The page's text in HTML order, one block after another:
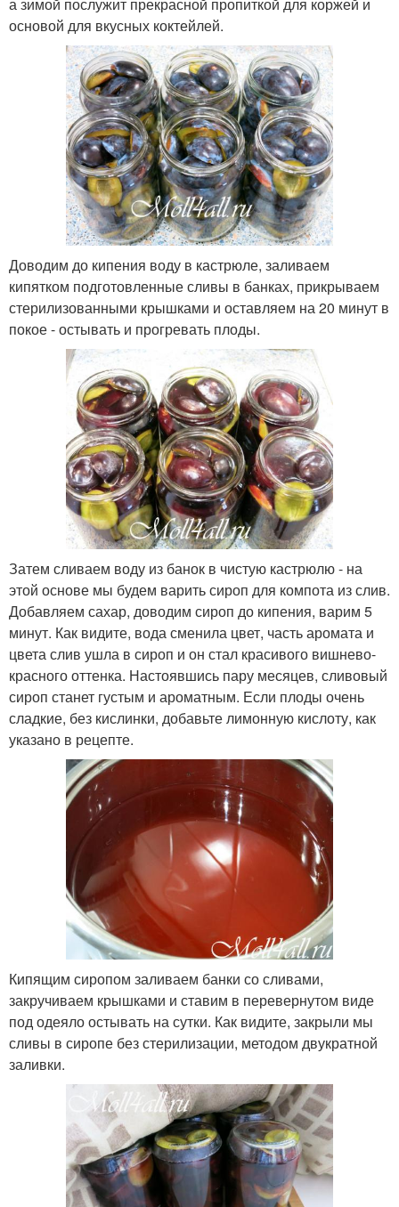
основой для вкусных коктейлей.
Доводим до кипения воду в кастрюле, заливаем
кипятком подготовленные сливы в банках, прикрываем
стерилизованными крышками и оставляем на 20 минут в
покое - остывать и прогревать плоды.
Затем сливаем воду из банок в чистую кастрюлю - на
этой основе мы будем варить сироп для компота из слив.
Добавляем сахар, доводим сироп до кипения, варим 5
минут. Как видите, вода сменила цвет, часть аромата и
цвета слив ушла в сироп и он стал красивого вишнево-
красного оттенка. Настоявшись пару месяцев, сливовый
сироп станет густым и ароматным. Если плоды очень
сладкие, без кислинки, добавьте лимонную кислоту, как
указано в рецепте.
Кипящим сиропом заливаем банки со сливами,
закручиваем крышками и ставим в перевернутом виде
под одеяло остывать на сутки. Как видите, закрыли мы
сливы в сиропе без стерилизации, методом двукратной
заливки.